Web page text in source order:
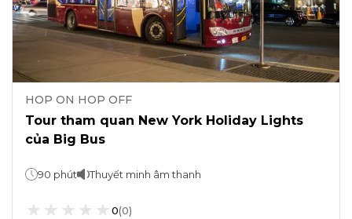
HOP ON HOP OFF
Tour tham quan New York Holiday Lights
của Big Bus
90 phút Thuyết minh âm thanh
0(0)